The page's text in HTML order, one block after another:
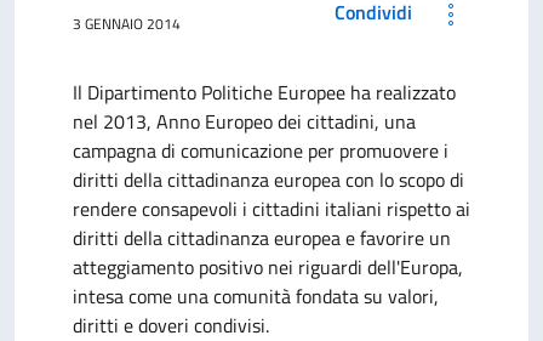
3 GENNAIO 2014 Condividi
Il Dipartimento Politiche Europee ha realizzato
nel 2013, Anno Europeo dei cittadini, una
campagna di comunicazione per promuovere i
diritti della cittadinanza europea con lo scopo di
rendere consapevoli i cittadini italiani rispetto ai
diritti della cittadinanza europea e favorire un
atteggiamento positivo nei riguardi dell'Europa,
intesa come una comunità fondata su valori,
diritti e doveri condivisi.